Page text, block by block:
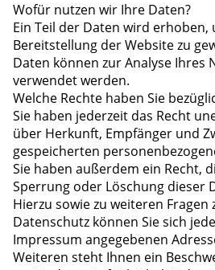
Wofür nutzen wir Ihre Daten?
Ein Teil der Daten wird
Bereitstellung der Website zu
Daten können zur Analyse Ihres
verwendet werden.
Welche Rechte haben Sie
Sie haben jederzeit das Recht
über Herkunft, Empfänger und
gespeicherten
Sie haben außerdem ein Recht,
Sperrung oder Löschung dieser
Hierzu sowie zu weiteren Fragen
Datenschutz können Sie sich
Impressum angegebenen
Weiteren steht Ihnen ein